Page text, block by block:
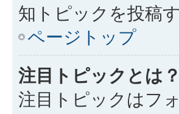
知トピックを投稿
ページトップ
注目トピックとは？
注目トピックはフ